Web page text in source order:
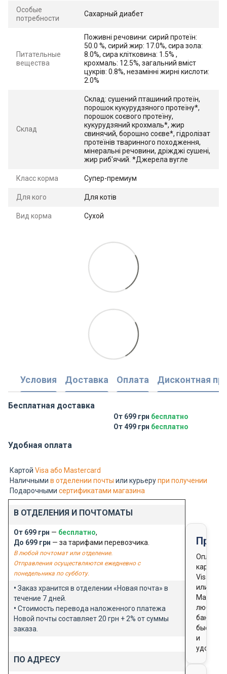
Особые
потребности
Сахарный диабет
Питательные
вещества
Поживні речовини: сирий протеїн:
50.0 %, сирий жир: 17.0%, сира зола:
8.0%, сира клітковина: 1.5% ,
крохмаль: 12.5%, загальний вміст
цукрів: 0.8%, незамінні жирні кислоти:
2.0%
Склад
Склад: сушений пташиний протеїн,
порошок кукурудзяного протеїну*,
порошок соєвого протеїну,
кукурудзяний крохмаль*, жир
свинячий, борошно соєве*, гідролізат
протеїнів тваринного походження,
мінеральні речовини, дріжджі сушені,
жир риб'ячий. *Джерела вугле
Класс корма Супер-премиум
Для кого Для котів
Вид корма Сухой
Условия Доставка Оплата Дисконтная
Бесплатная доставка
От 699 грн бесплатно
От 499 грн бесплатно
Удобная оплата
Картой Visa або Mastercard
Наличными в отделении почты или курьерупри получении
Подарочными сертификатами магазина
В ОТДЕЛЕНИЯ И ПОЧТОМАТЫ
От 699 грн — бесплатно,
До 699 грн — за тарифами перевозчика.
В любой почтомат или отделение.
Отправления осуществляются ежедневно с
понедельника по субботу.
• Заказ хранится в отделении «Новая почта» в
течение 7 дней.
• Стоимость перевода наложенного платежа
Новой почты составляет 20 грн + 2% от суммы
заказа.
ПО АДРЕСУ
Оплата
картой
Visa
или
любого
банка
быстро
и
удобно